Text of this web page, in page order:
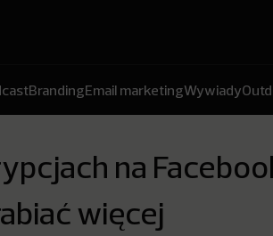
BrandingEmail marketingWywiady
na
więcej